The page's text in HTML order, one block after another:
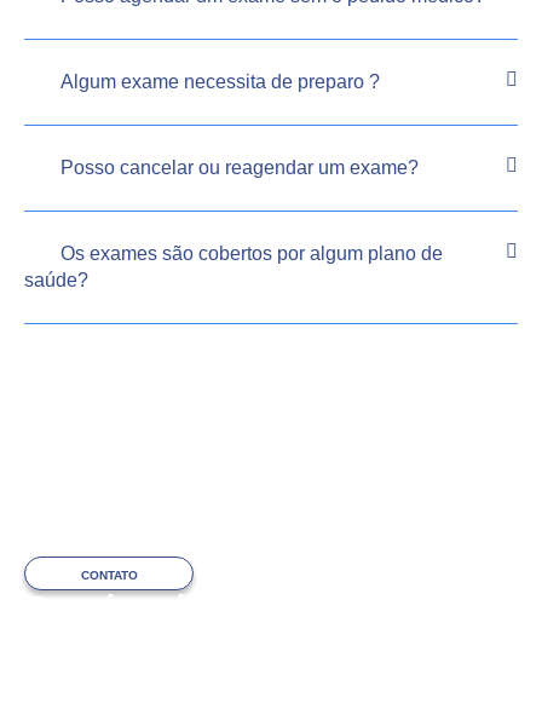
Algum exame necessita de preparo ?
Posso cancelar ou reagendar um exame?
Os exames são cobertos por algum plano de
saúde?
CONTATO
Precisa de ajuda